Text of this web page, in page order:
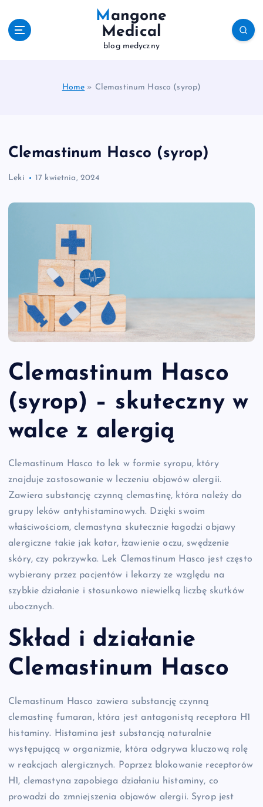
Mangone
Medical
blog medyczny
Home » Clemastinum Hasco (syrop)
Clemastinum Hasco (syrop)
Leki 17 kwietnia, 2024
Clemastinum Hasco
(syrop) – skuteczny w
walce z alergią
Clemastinum Hasco to lek w formie syropu, który
znajduje zastosowanie w leczeniu objawów alergii.
Zawiera substancję czynną clemastinę, która należy do
grupy leków antyhistaminowych. Dzięki swoim
właściwościom, clemastyna skutecznie łagodzi objawy
alergiczne takie jak katar, łzawienie oczu, swędzenie
skóry, czy pokrzywka. Lek Clemastinum Hasco jest często
wybierany przez pacjentów i lekarzy ze względu na
szybkie działanie i stosunkowo niewielką liczbę skutków
ubocznych.
Skład i działanie
Clemastinum Hasco
Clemastinum Hasco zawiera substancję czynną
clemastinę fumaran, która jest antagonistą receptora H1
histaminy. Histamina jest substancją naturalnie
występującą w organizmie, która odgrywa kluczową rolę
w reakcjach alergicznych. Poprzez blokowanie receptorów
H1, clemastyna zapobiega działaniu histaminy, co
prowadzi do zmniejszenia objawów alergii. Syrop jest